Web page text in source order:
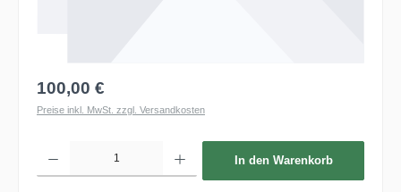
100,00 €
Preise inkl. MwSt. zzgl. Versandkosten
In den Warenkorb